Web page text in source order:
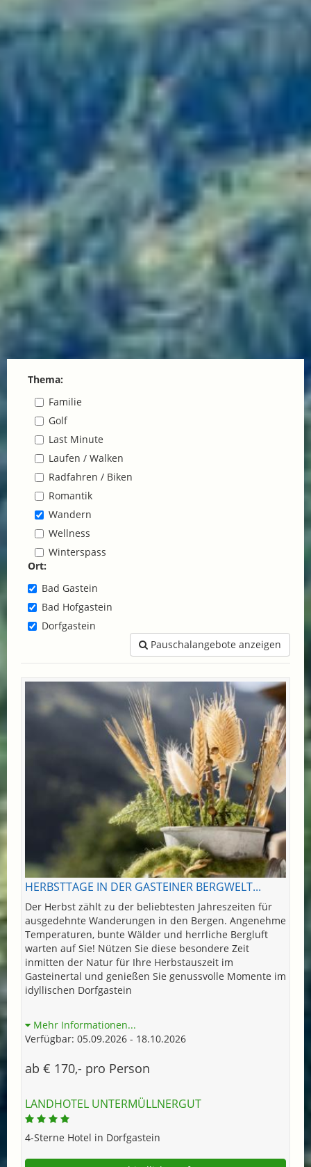
Thema:
Familie
Golf
Last Minute
Laufen / Walken
Radfahren / Biken
Romantik
Wandern
Wellness
Winterspass
Ort:
Bad Gastein
Bad Hofgastein
Dorfgastein
Pauschalangebote anzeigen
HERBSTTAGE IN DER GASTEINER BERGWELT...
Der Herbst zählt zu der beliebtesten Jahreszeiten für
ausgedehnte Wanderungen in den Bergen. Angenehme
Temperaturen, bunte Wälder und herrliche Bergluft
warten auf Sie! Nützen Sie diese besondere Zeit
inmitten der Natur für Ihre Herbstauszeit im
Gasteinertal und genießen Sie genussvolle Momente im
idyllischen Dorfgastein
Mehr Informationen...
Verfügbar: 05.09.2026 - 18.10.2026
ab € 170,- pro Person
LANDHOTEL UNTERMÜLLNERGUT
4-Sterne Hotel in Dorfgastein